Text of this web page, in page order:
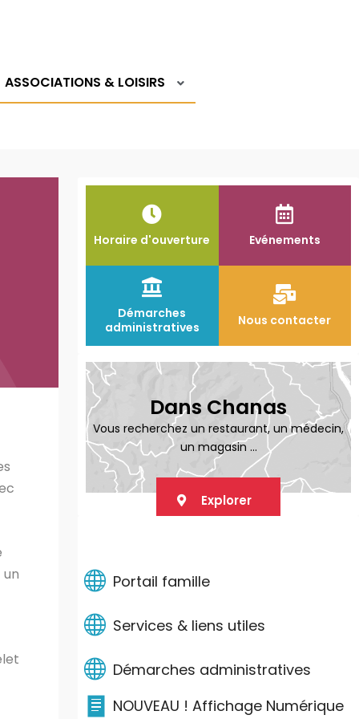
ASSOCIATIONS & LOISIRS
Horaire d'ouverture Evénements
Démarches
administratives
Nous contacter
Dans Chanas
Vous recherchez un restaurant, un médecin,
un magasin ...
Explorer
Portail famille
Services & liens utiles
Démarches administratives
NOUVEAU ! Affichage Numérique